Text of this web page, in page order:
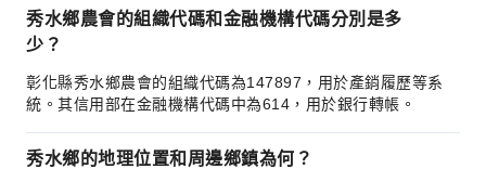
秀水鄉農會的組織代碼和金融機構代碼分別是多
少？
彰化縣秀水鄉農會的組織代碼為147897，用於產銷履歷等系
統。其信用部在金融機構代碼中為614，用於銀行轉帳。
秀水鄉的地理位置和周邊鄉鎮為何？